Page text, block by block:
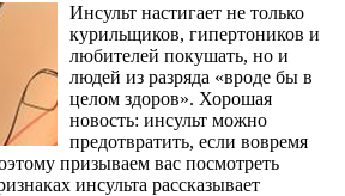
Инсульт настигает не только
курильщиков, гипертоников и
любителей покушать, но и
людей из разряда «вроде бы в
целом здоров». Хорошая
новость: инсульт можно
предотвратить, если вовремя
призываем вас посмотреть
инсульта рассказывает